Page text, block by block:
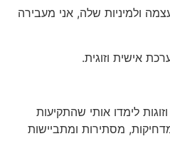
ולמיניות שלה, אני מעבירה
אישית וזוגית.
לימדו אותי שהתקיעות
מסתירות ומתביישות